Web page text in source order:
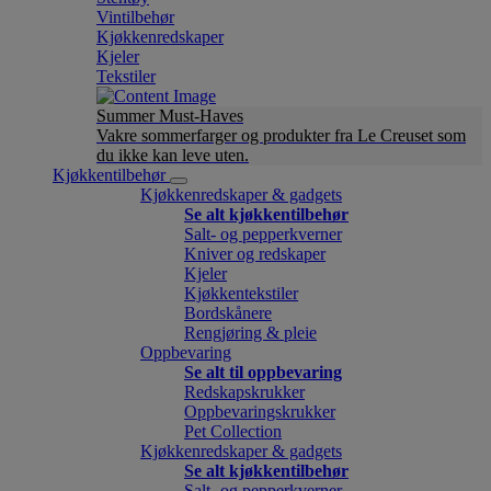
Vintilbehør
Kjøkkenredskaper
Kjeler
Tekstiler
Summer Must-Haves
Vakre sommerfarger og produkter fra Le Creuset som
du ikke kan leve uten.
Kjøkkentilbehør
Kjøkkenredskaper & gadgets
Se alt kjøkkentilbehør
Salt- og pepperkverner
Kniver og redskaper
Kjeler
Kjøkkentekstiler
Bordskånere
Rengjøring & pleie
Oppbevaring
Se alt til oppbevaring
Redskapskrukker
Oppbevaringskrukker
Pet Collection
Kjøkkenredskaper & gadgets
Se alt kjøkkentilbehør